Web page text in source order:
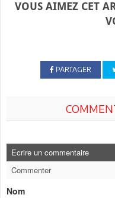
VOUS AIMEZ CET
PARTAGER
Ecrire un commentaire
Commenter
Nom